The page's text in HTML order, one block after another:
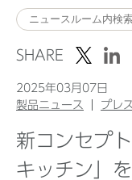
ニ
ュ
Top
SHARE
2025年03月07日
製品ニュース
プレ
新コンセプ
キッチン」